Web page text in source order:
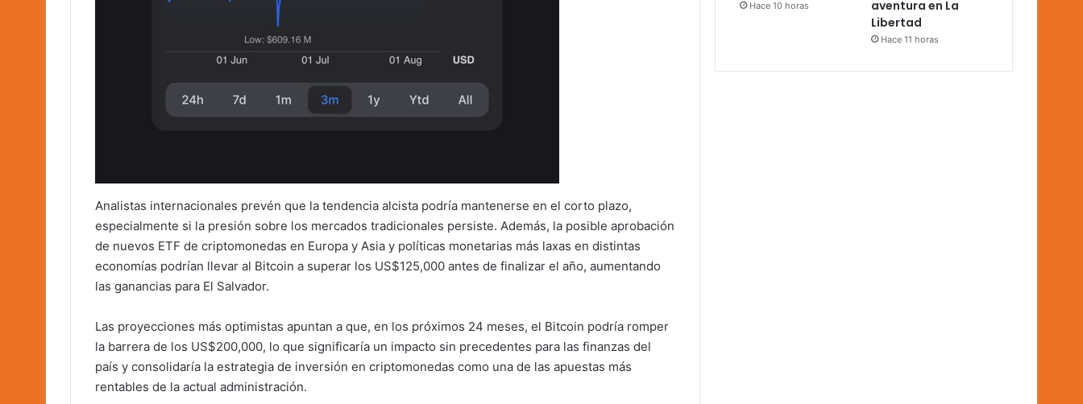
Analistas internacionales prevén que la tendencia alcista podría mantenerse en el corto plazo,
especialmente si la presión sobre los mercados tradicionales persiste. Además, la posible aprobación
de nuevos ETF de criptomonedas en Europa y Asia y políticas monetarias más laxas en distintas
economías podrían llevar al Bitcoin a superar los US$125,000 antes de finalizar el año, aumentando
las ganancias para El Salvador.
Las proyecciones más optimistas apuntan a que, en los próximos 24 meses, el Bitcoin podría romper
la barrera de los US$200,000, lo que significaría un impacto sin precedentes para las finanzas del
país y consolidaría la estrategia de inversión en criptomonedas como una de las apuestas más
rentables de la actual administración.
Hace 10 horas
aventura en La
Libertad
Hace 11 horas